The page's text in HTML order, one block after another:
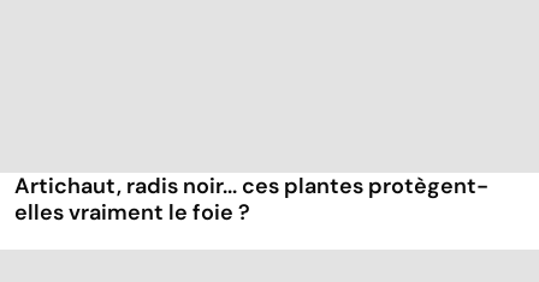
Artichaut, radis noir... ces plantes protègent-
elles vraiment le foie ?